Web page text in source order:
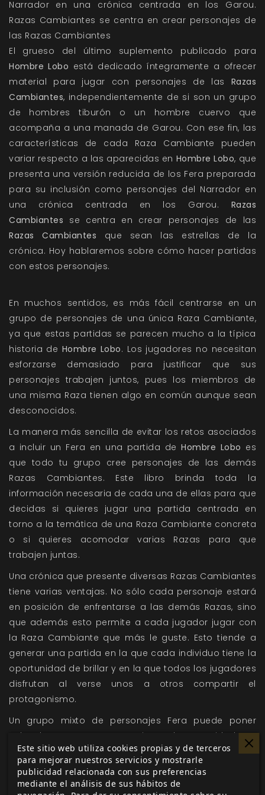
Narrador en una crónica centrada en los Garou.
Razas Cambiantes se centra en crear personajes de
las Razas Cambiantes
El grueso del último suplemento publicado para
Hombre Lobo está dedicado íntegramente a ofrecer
material para jugar con personajes de las Razas
Cambiantes, independientemente de si son un grupo
de hombres tiburón o un hombre cuervo que
acompaña a una manada de Garou. Con ese fin, las
características de cada Raza Cambiante pueden
variar respecto a las aparecidas en Hombre Lobo, que
presenta una versión reducida de los Fera preparada
para su inclusión como personajes del Narrador en
una crónica centrada en los Garou. Razas
Cambiantes se centra en crear personajes de las
Razas Cambiantes que sean las estrellas de la
crónica. Hoy hablaremos sobre cómo hacer partidas
con estos personajes.
En muchos sentidos, es más fácil centrarse en un
grupo de personajes de una única Raza Cambiante,
ya que estas partidas se parecen mucho a la típica
historia de Hombre Lobo. Los jugadores no necesitan
esforzarse demasiado para justificar que sus
personajes trabajen juntos, pues los miembros de
una misma Raza tienen algo en común aunque sean
desconocidos.
La manera más sencilla de evitar los retos asociados
a incluir un Fera en una partida deHombre Lobo es
que todo tu grupo cree personajes de las demás
Razas Cambiantes. Este libro brinda toda la
información necesaria de cada una de ellas para que
decidas si quieres jugar una partida centrada en
torno a la temática de una Raza Cambiante concreta
o si quieres acomodar varias Razas para que
trabajen juntas.
Una crónica que presente diversas Razas Cambiantes
tiene varias ventajas. No sólo cada personaje estará
en posición de enfrentarse a las demás Razas, sino
que además esto permite a cada jugador jugar con
la Raza Cambiante que más le guste. Esto tiende a
generar una partida en la que cada individuo tiene la
oportunidad de brillar y en la que todos los jugadores
disfrutan al verse unos a otros compartir el
protagonismo.
Un grupo mixto de personajes Fera puede poner
sobre la mesa un gran conjunto de capacidades y
habilidades; mientras el Ananasi y el Bastet entran
sigilosamente en la oficina principal de la empresa
minera para conseguir pruebas de su corrupción, sus
Este sitio web utiliza cookies propias y de terceros
para mejorar nuestros servicios y mostrarle
publicidad relacionada con sus preferencias
mediante el análisis de sus hábitos de